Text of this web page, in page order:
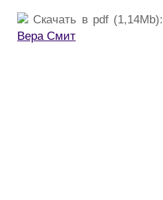
Скачать в pdf (1,14Mb):
Вера Смит